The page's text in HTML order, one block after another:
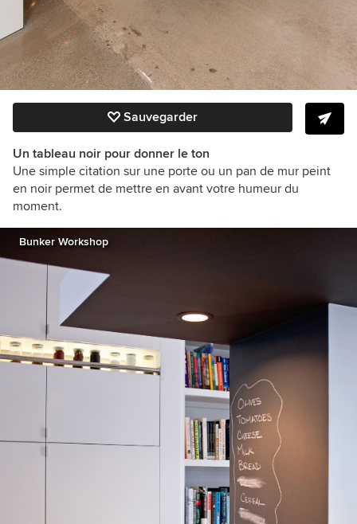
Sauvegarder
Un tableau noir pour donner le ton
Une simple citation sur une porte ou un pan de mur peint
en noir permet de mettre en avant votre humeur du
moment.
Bunker Workshop